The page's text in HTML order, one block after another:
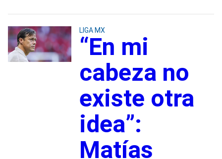
LIGA MX
“En mi
cabeza no
existe otra
idea”:
Matías